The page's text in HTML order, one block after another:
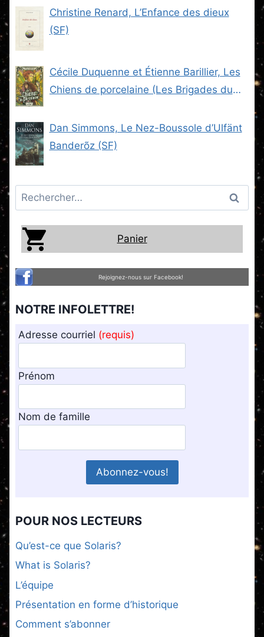
Christine Renard, L’Enfance des dieux
(SF)
Cécile Duquenne et Étienne Barillier, Les
Chiens de porcelaine (Les Brigades du
Dan Simmons, Le Nez-Boussole d’Ulfänt
Banderõz (SF)
Rechercher :
Panier
Rejoignez-nous sur Facebook!
NOTRE INFOLETTRE!
Adresse courriel (requis)
Prénom
Nom de famille
POUR NOS LECTEURS
Qu’est-ce que Solaris?
What is Solaris?
L’équipe
Présentation en forme d’historique
Comment s’abonner